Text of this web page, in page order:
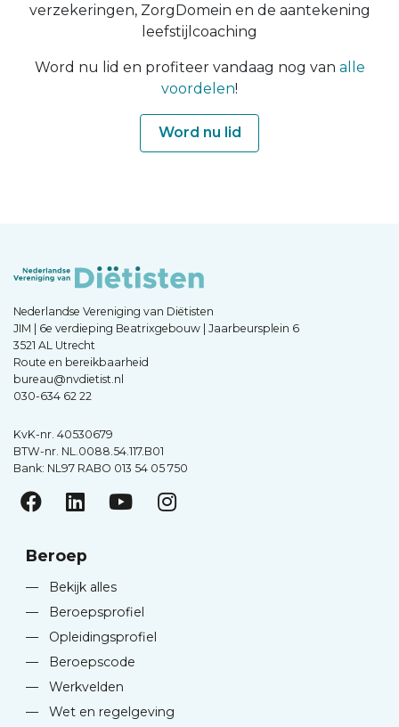
verzekeringen, ZorgDomein en de aantekening
leefstijlcoaching
Word nu lid en profiteer vandaag nog van alle
voordelen!
Word nu lid
Nederlandse Vereniging van Diëtisten
JIM | 6e verdieping Beatrixgebouw | Jaarbeursplein 6
3521 AL Utrecht
Route en bereikbaarheid
bureau@nvdietist.nl
030-634 62 22
KvK-nr. 40530679
BTW-nr. NL.0088.54.117.B01
Bank: NL97 RABO 013 54 05 750
Beroep
—
Bekijk alles
—
Beroepsprofiel
—
Opleidingsprofiel
—
Beroepscode
—
Werkvelden
—
Wet en regelgeving